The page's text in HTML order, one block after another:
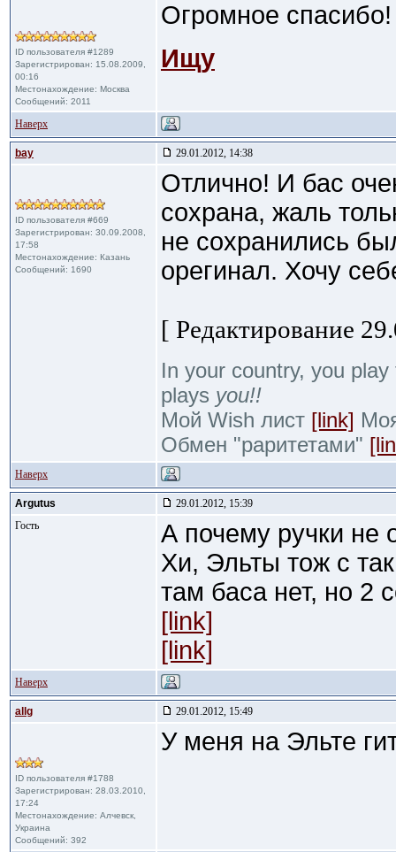
ID пользователя #1289
Зарегистрирован: 15.08.2009,
00:16
Местонахождение: Москва
Сообщений: 2011
Огромное спасибо!
Ищу
Наверх
bay 29.01.2012, 14:38
ID пользователя #669
Зарегистрирован: 30.09.2008,
17:58
Местонахождение: Казань
Сообщений: 1690
Отлично! И бас
сохрана, жаль
не сохранились
орегинал. Хочу
[ Редактирование
In your country, you
plays you!!
Мой Wish лист [link]
Обмен "раритетами"
Наверх
Argutus
29.01.2012, 15:39
Гость
А почему ручки не
Хи, Эльты тож с
там баса нет, но 2
[link]
[link]
Наверх
allg 29.01.2012, 15:49
ID пользователя #1788
Зарегистрирован: 28.03.2010,
17:24
Местонахождение: Алчевск,
Украина
Сообщений: 392
У меня на Эльте